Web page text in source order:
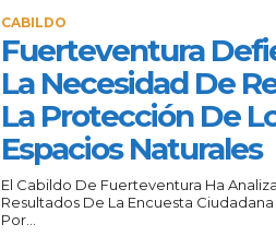
CABILDO
Fuerteventura
La Necesidad De
La Protección De
Espacios Naturales
El Cabildo De Fuerteventura Ha
Resultados De La Encuesta
Por...